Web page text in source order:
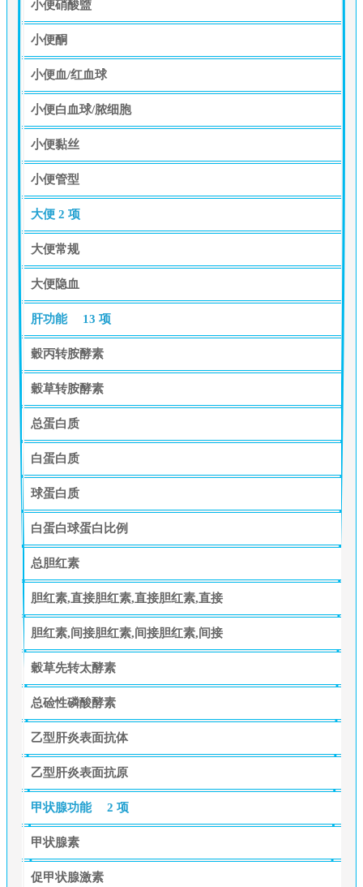
小便硝酸盬
小便酮
小便血/红血球
小便白血球/脓细胞
小便黏丝
小便管型
大便 2 项
大便常规
大便隐血
肝功能 13 项
穀丙转胺酵素
穀草转胺酵素
总蛋白质
白蛋白质
球蛋白质
白蛋白球蛋白比例
总胆红素
胆红素,直接胆红素,直接胆红素,直接
胆红素,间接胆红素,间接胆红素,间接
穀草先转太酵素
总硷性磷酸酵素
乙型肝炎表面抗体
乙型肝炎表面抗原
甲状腺功能 2 项
甲状腺素
促甲状腺激素